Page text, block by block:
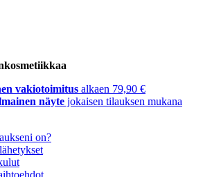
vakiotoimitus alkaen 79,90 €
näyte jokaisen tilauksen mukana
on?